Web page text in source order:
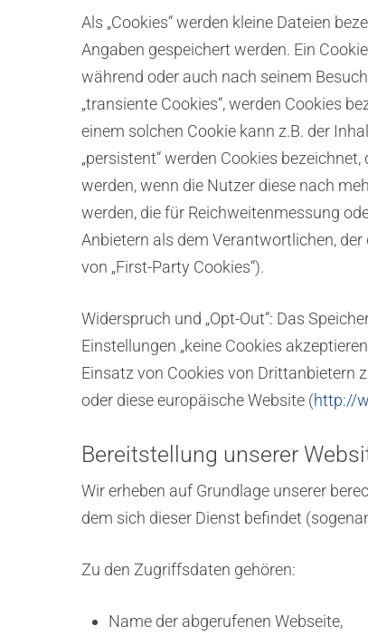
Als „Cookies“ werden kleine Dateien
Angaben gespeichert werden. Ein
während oder auch nach seinem
„transiente Cookies“, werden Cookies
einem solchen Cookie kann z.B. der
„persistent“ werden Cookies
werden, wenn die Nutzer diese nach
werden, die für Reichweitenmessung
Anbietern als dem Verantwortlichen,
von „First-Party Cookies“).
Widerspruch und „Opt-Out“: Das
Einstellungen „keine Cookies
Einsatz von Cookies von Drittanbietern
oder diese europäische Website (http://
Bereitstellung unserer
Wir erheben auf Grundlage unserer
dem sich dieser Dienst befindet
Zu den Zugriffsdaten gehören:
Name der abgerufenen Webseite,